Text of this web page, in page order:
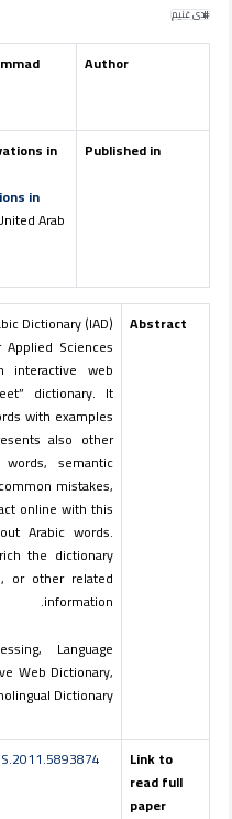
ندى غنيم
Author
Published in
in
in
Arab
Abstract
Dictionary (IAD)
Sciences
interactive web
dictionary. It
with examples
also other
semantic
mistakes,
online with this
Arabic words.
the dictionary
or other related
information.
Language
Web Dictionary,
Dictionary.
Link to
read full
paper